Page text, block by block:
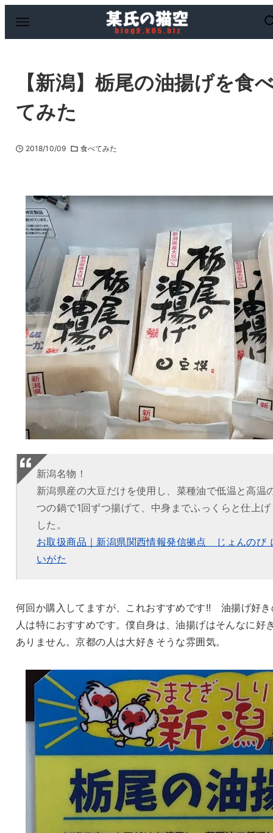
【新潟】栃尾の油揚げを食
てみた
2018/10/09 食べてみた
新潟名物！
新潟県産の大豆だけを使用し、菜種油で低温と高温
つの鍋で1回ずつ揚げて、中身までふっくらと仕上げ
した。
お取扱商品｜新潟県関西情報発信拠点 じょんのび
いがた
何回か購入してますが、これおすすめです!! 油揚げ好き
人は特におすすめです。僕自身は、油揚げはそんなに好
ありません。京都の人は大好きそうな雰囲気。